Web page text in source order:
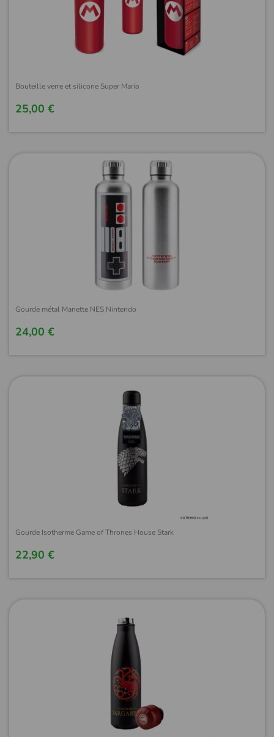
Bouteille verre et silicone Super Mario
25,00 €
Gourde métal Manette NES Nintendo
24,00 €
Gourde Isotherme Game of Thrones House Stark
22,90 €